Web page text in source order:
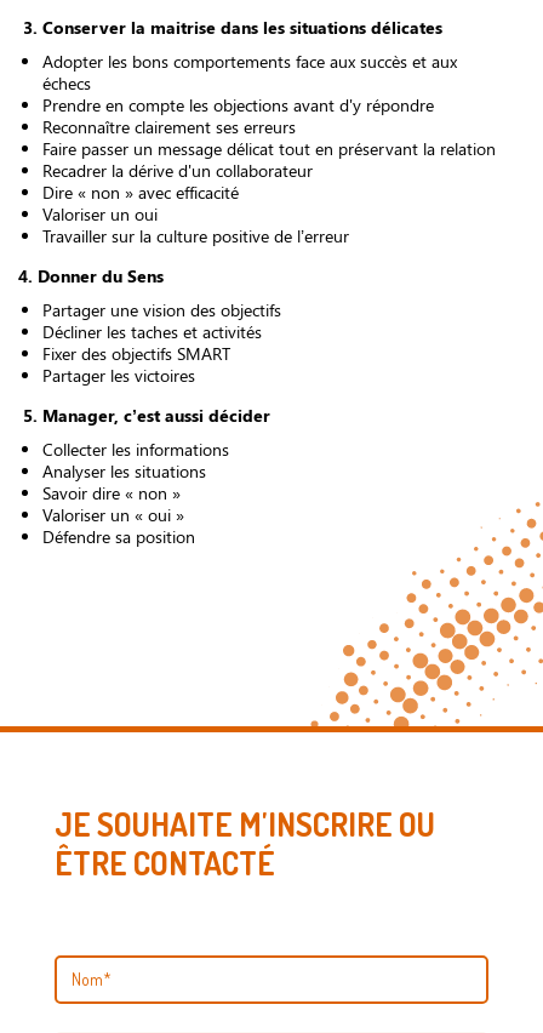
3. Conserver la maitrise dans les situations délicates
Adopter les bons comportements face aux succès et aux
échecs
Prendre en compte les objections avant d'y répondre
Reconnaître clairement ses erreurs
Faire passer un message délicat tout en préservant la relation
Recadrer la dérive d'un collaborateur
Dire « non » avec efficacité
Valoriser un oui
Travailler sur la culture positive de l’erreur
4. Donner du Sens
Partager une vision des objectifs
Décliner les taches et activités
Fixer des objectifs SMART
Partager les victoires
5. Manager, c’est aussi décider
Collecter les informations
Analyser les situations
Savoir dire « non »
Valoriser un « oui »
Défendre sa position
JE SOUHAITE M'INSCRIRE OU
ÊTRE CONTACTÉ